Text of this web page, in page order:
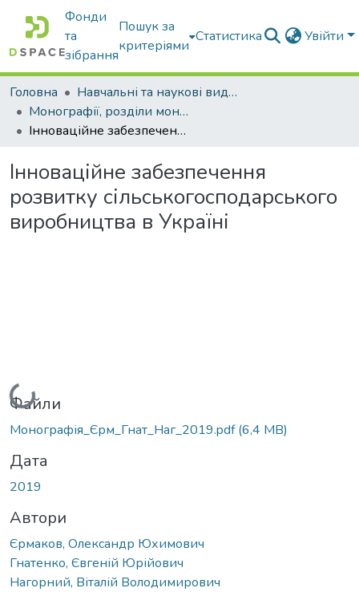
Фонди
та
зібрання
Пошук за
критеріями
Статистика Увійти
Головна
Навчальні та наукові видання
Монографії, розділи монографій, доповіді
Інноваційне забезпечення розвитку сільськогосподарського виробництва в Україні
Інноваційне забезпечення
розвитку сільськогосподарського
виробництва в Україні
Вантажиться...
Файли
Монографія_Єрм_Гнат_Наг_2019.pdf(6,4 MB)
Дата
2019
Автори
Єрмаков, Олександр Юхимович
Гнатенко, Євгеній Юрійович
Нагорний, Віталій Володимирович